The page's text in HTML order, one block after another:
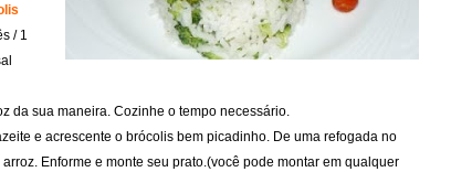
/ 1
da sua maneira. Cozinhe o tempo necessário.
e acrescente o brócolis bem picadinho. De uma refogada no
Enforme e monte seu prato.(você pode montar em qualquer